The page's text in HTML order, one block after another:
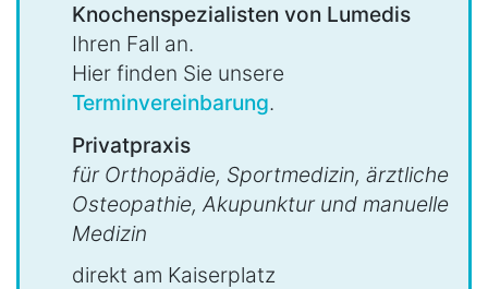
Knochenspezialisten von Lumedis
Ihren Fall an.
Hier finden Sie unsere
Terminvereinbarung.
Privatpraxis
für Orthopädie, Sportmedizin, ärztliche
Osteopathie, Akupunktur und manuelle
Medizin
direkt am Kaiserplatz